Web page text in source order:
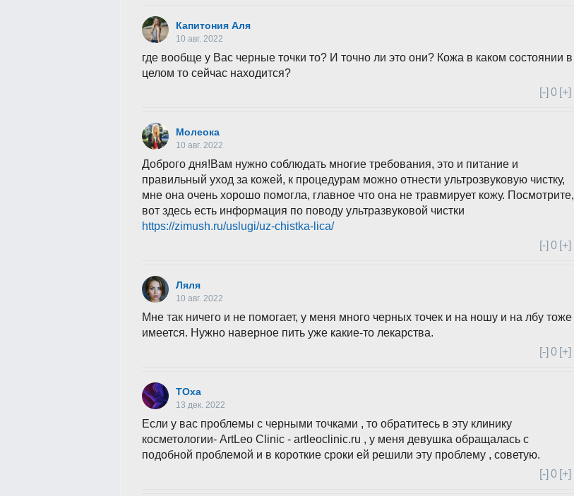
Капитония Аля
10 авг. 2022
где вообще у Вас черные точки то? И точно ли это они? Кожа в каком состоянии в
целом то сейчас находится?
[-] 0 [+]
Молеока
10 авг. 2022
Доброго дня!Вам нужно соблюдать многие требования, это и питание и
правильный уход за кожей, к процедурам можно отнести ультрозвуковую чистку,
мне она очень хорошо помогла, главное что она не травмирует кожу. Посмотрите,
вот здесь есть информация по поводу ультразвуковой чистки
https://zimush.ru/uslugi/uz-chistka-lica/
[-] 0 [+]
Ляля
10 авг. 2022
Мне так ничего и не помогает, у меня много черных точек и на ношу и на лбу тоже
имеется. Нужно наверное пить уже какие-то лекарства.
[-] 0 [+]
ТОха
13 дек. 2022
Если у вас проблемы с черными точками , то обратитесь в эту клинику
косметологии- ArtLeo Clinic - artleoclinic.ru , у меня девушка обращалась с
подобной проблемой и в короткие сроки ей решили эту проблему , советую.
[-] 0 [+]